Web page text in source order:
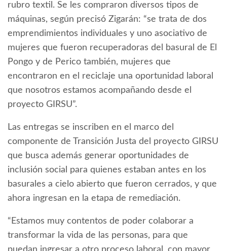
rubro textil. Se les compraron diversos tipos de
máquinas, según precisó Zigarán: “se trata de dos
emprendimientos individuales y uno asociativo de
mujeres que fueron recuperadoras del basural de El
Pongo y de Perico también, mujeres que
encontraron en el reciclaje una oportunidad laboral
que nosotros estamos acompañando desde el
proyecto GIRSU”.
Las entregas se inscriben en el marco del
componente de Transición Justa del proyecto GIRSU
que busca además generar oportunidades de
inclusión social para quienes estaban antes en los
basurales a cielo abierto que fueron cerrados, y que
ahora ingresan en la etapa de remediación.
“Estamos muy contentos de poder colaborar a
transformar la vida de las personas, para que